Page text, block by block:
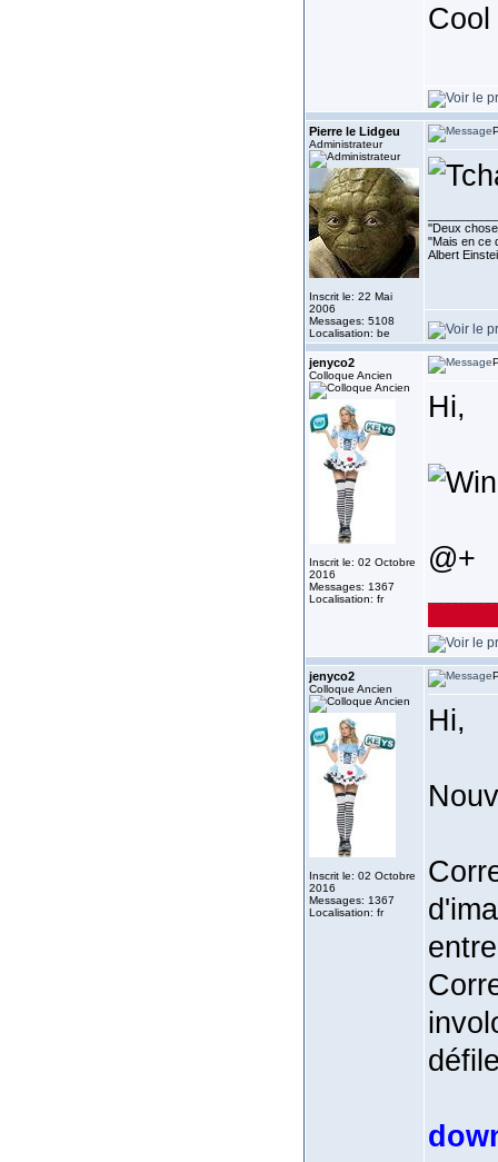
Cool
Pierre le Lidgeu
Administrateur
Inscrit le: 22 Mai
2006
Messages: 5108
Localisation: be
''Deux
"Mais en ce
Albert
jenyco2
Colloque Ancien
Inscrit le: 02 Octobre
2016
Messages: 1367
Localisation: fr
Hi,
@+
jenyco2
Colloque Ancien
Inscrit le: 02 Octobre
2016
Messages: 1367
Localisation: fr
Hi,